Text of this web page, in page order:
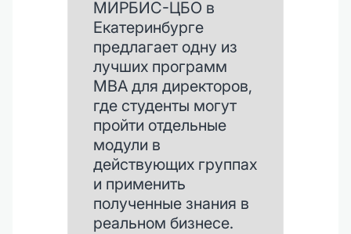
МИРБИС-ЦБО в
Екатеринбурге
предлагает одну из
лучших программ
MBA для директоров,
где студенты могут
пройти отдельные
модули в
действующих группах
и применить
полученные знания в
реальном бизнесе.